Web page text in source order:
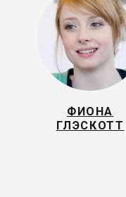
ФИОНА
ГЛЭСКОТТ